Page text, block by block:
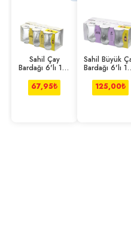
Sahil Çay
Bardağı 6'lı 110
67,95₺
Sahil Büyük
Bardağı 6'lı
125,00₺